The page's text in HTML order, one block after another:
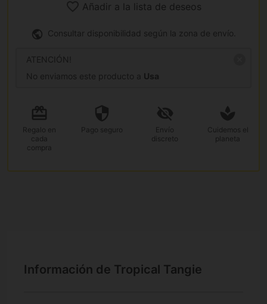
Añadir a la lista de deseos
Consultar disponibilidad según la zona de envío.
ATENCIÓN!
No enviamos este producto a Usa
Regalo en
cada
compra
Pago seguro
Envío
discreto
Cuidemos el
planeta
Información de Tropical Tangie